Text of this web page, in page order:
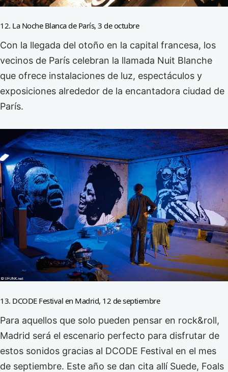
12. La Noche Blanca de París, 3 de octubre
Con la llegada del otoño en la capital francesa, los
vecinos de París celebran la llamada Nuit Blanche
que ofrece instalaciones de luz, espectáculos y
exposiciones alrededor de la encantadora ciudad de
París.
13. DCODE Festival en Madrid, 12 de septiembre
Para aquellos que solo pueden pensar en rock&roll,
Madrid será el escenario perfecto para disfrutar de
estos sonidos gracias al DCODE Festival en el mes
de septiembre. Este año se dan cita allí Suede, Foals